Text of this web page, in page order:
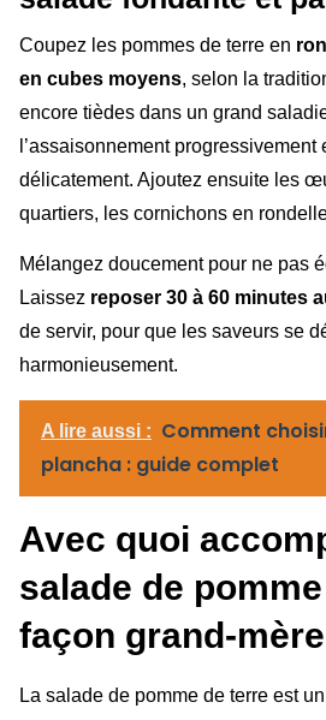
Coupez les pommes de terre en
en cubes moyens, selon la
encore tièdes dans un grand
l’assaisonnement progressivement
délicatement. Ajoutez ensuite les
quartiers, les cornichons en
Mélangez doucement pour ne pas
Laissez reposer 30 à 60 minutes
de servir, pour que les saveurs se
harmonieusement.
A lire aussi : Comment
plancha : guide complet
Avec quoi
salade de
façon grand-
La salade de pomme de terre est